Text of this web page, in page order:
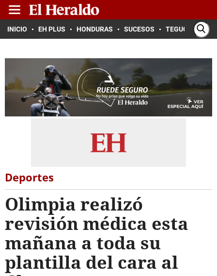
INICIO EH PLUS HONDURAS SUCESOS TEGUCIGALPA
Deportes
Olimpia realizó
revisión médica esta
mañana a toda su
plantilla del cara al